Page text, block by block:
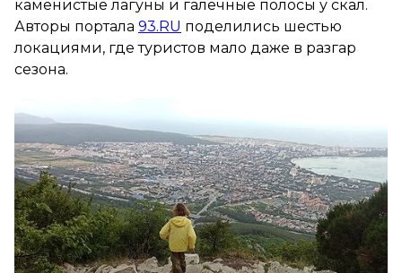
каменистые лагуны и галечные полосы у скал.
Авторы портала 93.RU поделились шестью
локациями, где туристов мало даже в разгар
сезона.